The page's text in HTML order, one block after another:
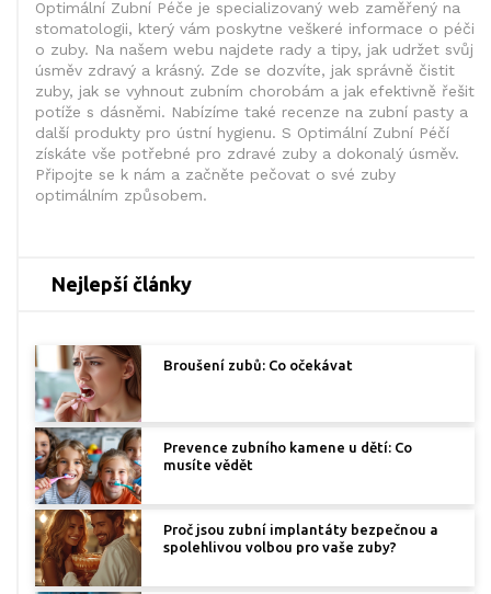
Optimální Zubní Péče je specializovaný web zaměřený na
stomatologii, který vám poskytne veškeré informace o péči
o zuby. Na našem webu najdete rady a tipy, jak udržet svůj
úsměv zdravý a krásný. Zde se dozvíte, jak správně čistit
zuby, jak se vyhnout zubním chorobám a jak efektivně řešit
potíže s dásněmi. Nabízíme také recenze na zubní pasty a
další produkty pro ústní hygienu. S Optimální Zubní Péčí
získáte vše potřebné pro zdravé zuby a dokonalý úsměv.
Připojte se k nám a začněte pečovat o své zuby
optimálním způsobem.
Nejlepší články
Broušení zubů: Co očekávat
Prevence zubního kamene u dětí: Co
musíte vědět
Proč jsou zubní implantáty bezpečnou a
spolehlivou volbou pro vaše zuby?